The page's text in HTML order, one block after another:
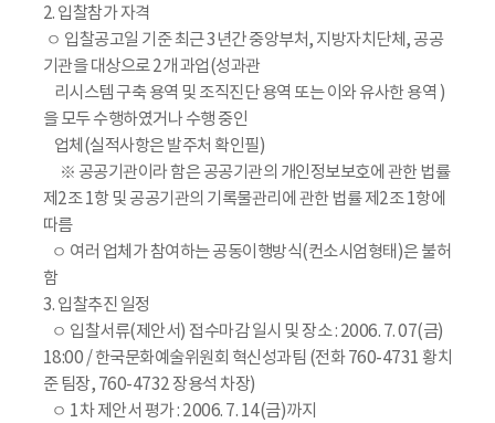
2. 입찰참가 자격
ㅇ 입찰공고일 기준 최근 3년간 중앙부처, 지방자치단체, 공공
기관을 대상으로 2개 과업(성과관
리시스템 구축 용역 및 조직진단 용역 또는 이와 유사한 용역 )
을 모두 수행하였거나 수행 중인
업체(실적사항은 발주처 확인필)
※ 공공기관이라 함은 공공기관의 개인정보보호에 관한 법률
제2조 1항 및 공공기관의 기록물관리에 관한 법률 제2조 1항에
따름
ㅇ 여러 업체가 참여하는 공동이행방식(컨소시엄형태)은 불허
함
3. 입찰추진 일정
ㅇ 입찰서류(제안서) 접수마감 일시 및 장소 : 2006. 7. 07(금)
18:00 / 한국문화예술위원회 혁신성과팀 (전화 760-4731 황치
준 팀장, 760-4732 장용석 차장)
ㅇ 1차 제안서 평가 : 2006. 7. 14(금)까지